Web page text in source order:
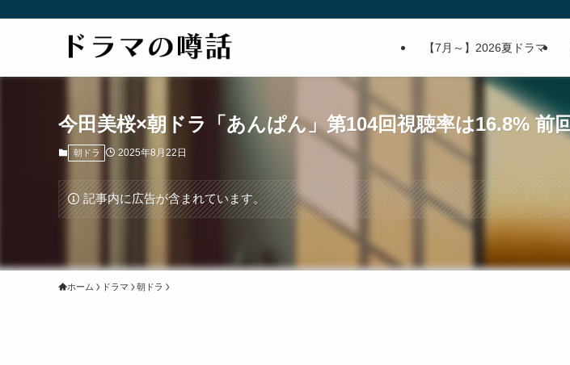
【7月～】2026夏ドラマ
今田美桜×朝ドラ「あんぱん」第104回視聴率は16.8% 前
朝ドラ 2025年8月22日
記事内に広告が含まれています。
ホーム ドラマ 朝ドラ